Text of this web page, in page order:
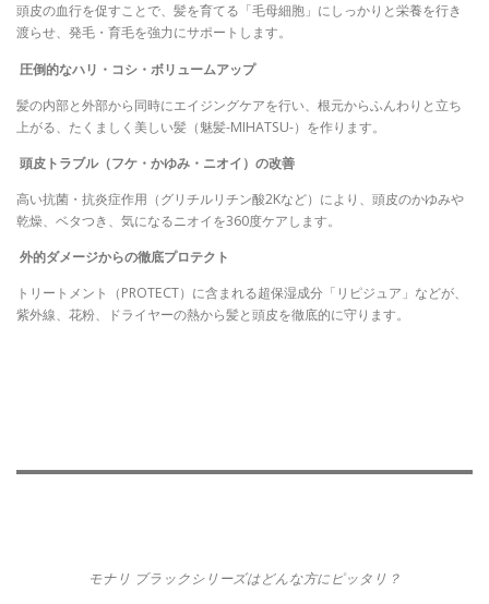
頭皮の血行を促すことで、髪を育てる「毛母細胞」にしっかりと栄養を行き
渡らせ、発毛・育毛を強力にサポートします。
圧倒的なハリ・コシ・ボリュームアップ
髪の内部と外部から同時にエイジングケアを行い、根元からふんわりと立ち
上がる、たくましく美しい髪（魅髪-MIHATSU-）を作ります。
頭皮トラブル（フケ・かゆみ・ニオイ）の改善
高い抗菌・抗炎症作用（グリチルリチン酸2Kなど）により、頭皮のかゆみや
乾燥、ベタつき、気になるニオイを360度ケアします。
外的ダメージからの徹底プロテクト
トリートメント（PROTECT）に含まれる超保湿成分「リピジュア」などが、
紫外線、花粉、ドライヤーの熱から髪と頭皮を徹底的に守ります。
モナリ ブラックシリーズはどんな方にピッタリ？